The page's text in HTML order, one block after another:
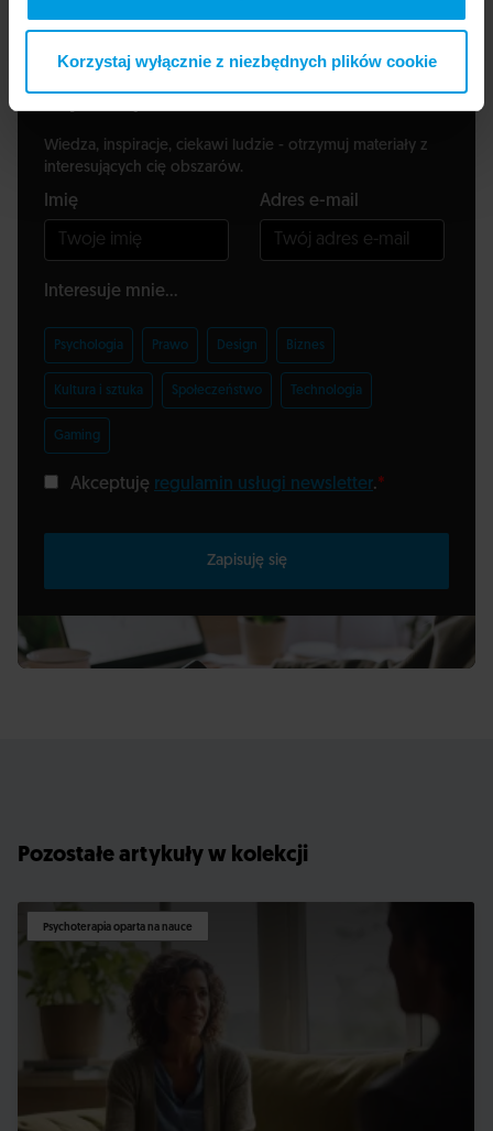
Korzystaj wyłącznie z niezbędnych plików cookie
Wiedza, inspiracje, ciekawi ludzie - otrzymuj materiały z
interesujących cię obszarów.
Imię Adres e-mail
Interesuje mnie...
Psychologia Prawo Design Biznes
Kultura i sztuka Społeczeństwo Technologia
Gaming
Akceptuję regulamin usługi newsletter.*
Zapisuję się
Pozostałe artykuły w kolekcji
Psychoterapia oparta na nauce